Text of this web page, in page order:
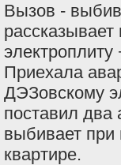
Вызов -
Приехала
ДЭЗовскому
поставил два
выбивает
квартире.